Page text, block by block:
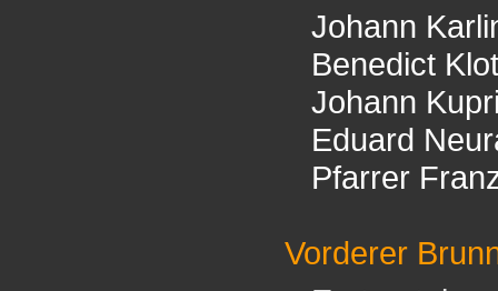
Johann
Benedict
Johann
Eduard
Pfarrer
Vorderer